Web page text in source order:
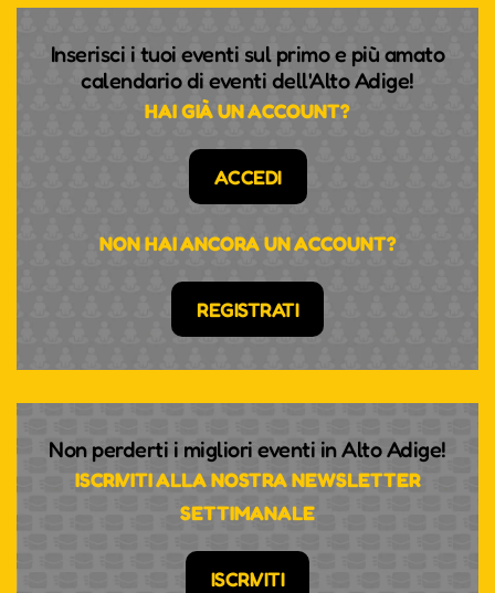
Inserisci i tuoi eventi sul primo e più amato
calendario di eventi dell'Alto Adige!
HAI GIÀ UN ACCOUNT?
ACCEDI
NON HAI ANCORA UN ACCOUNT?
REGISTRATI
Non perderti i migliori eventi in Alto Adige!
ISCRIVITI ALLA NOSTRA NEWSLETTER
SETTIMANALE
ISCRIVITI